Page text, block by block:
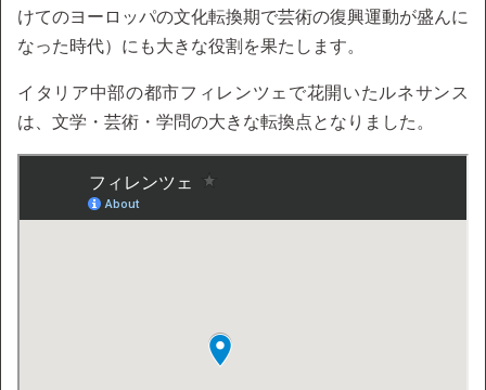
けてのヨーロッパの文化転換期で芸術の復興運動が盛んに
なった時代）にも大きな役割を果たします。
イタリア中部の都市フィレンツェで花開いたルネサンス
は、文学・芸術・学問の大きな転換点となりました。